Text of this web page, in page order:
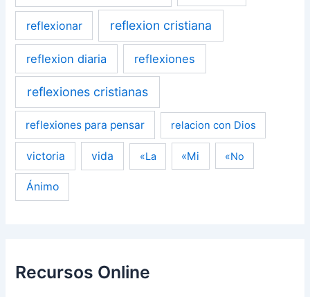
reflexionar reflexion cristiana
reflexion diaria reflexiones
reflexiones cristianas
reflexiones para pensar relacion con Dios
victoria vida «La «Mi «No
Ánimo
Recursos Online